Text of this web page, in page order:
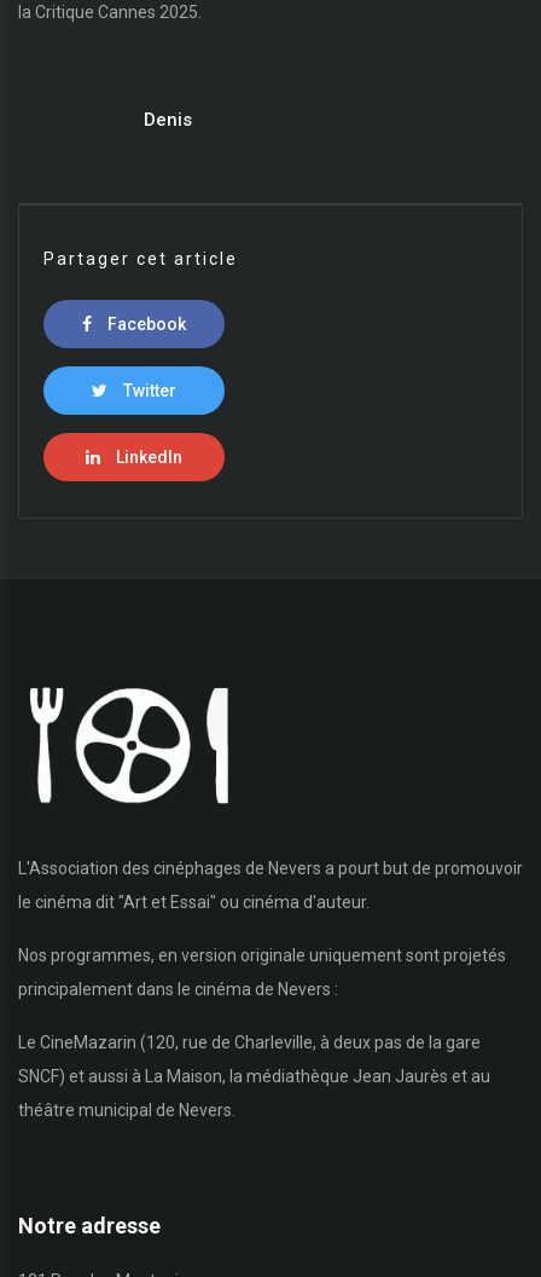
la Critique Cannes 2025.
Denis
Partager cet article
Facebook
Twitter
LinkedIn
L'Association des cinéphages de Nevers a pourt but de promouvoir
le cinéma dit "Art et Essai" ou cinéma d'auteur.
Nos programmes, en version originale uniquement sont projetés
principalement dans le cinéma de Nevers :
Le CineMazarin (120, rue de Charleville, à deux pas de la gare
SNCF) et aussi à La Maison, la médiathèque Jean Jaurès et au
théâtre municipal de Nevers.
Notre adresse